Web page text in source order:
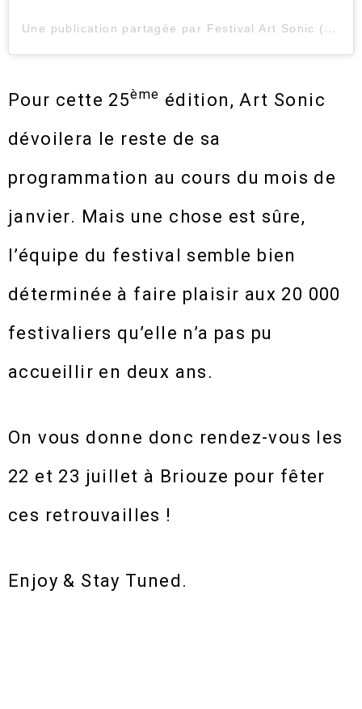
Une publication partagée par Festival Art Sonic (@festivalartsonic)
Pour cette 25ème édition, Art Sonic
dévoilera le reste de sa
programmation au cours du mois de
janvier. Mais une chose est sûre,
l’équipe du festival semble bien
déterminée à faire plaisir aux 20 000
festivaliers qu’elle n’a pas pu
accueillir en deux ans.
On vous donne donc rendez-vous les
22 et 23 juillet à Briouze pour fêter
ces retrouvailles !
Enjoy & Stay Tuned.